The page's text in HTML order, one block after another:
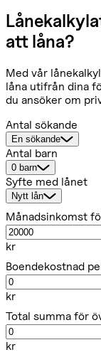
att låna?
Med vår
låna utifrån dina
du ansöker om
Antal sökande
En sökande
Antal barn
0 barn
Syfte med lånet
Nytt lån
Månadsinkomst
kr
Boendekostnad
kr
Total summa för
kr